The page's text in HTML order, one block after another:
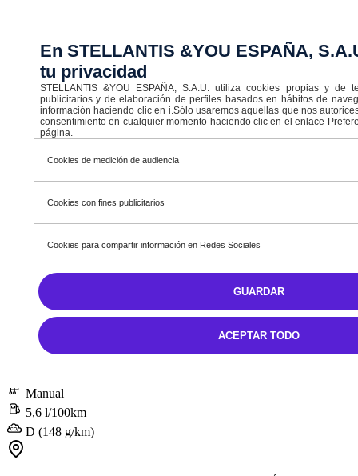
Nuevo
Berlingo Van
Manual
5,6 l/100km
D (148 g/km)
En STELLANTIS &YOU ESPAÑA,
tu privacidad
STELLANTIS &YOU ESPAÑA, S.A.U. utiliza cookies propias y de
publicitarios y de elaboración de perfiles basados en hábitos de
información haciendo clic en i.Sólo usaremos aquellas que nos
consentimiento en cualquier momento haciendo clic en el enlace
página.
Cookies de medición de audiencia
Cookies con fines publicitarios
Cookies para compartir información en Redes Sociales
ACEPTAR TODO
GUARDAR